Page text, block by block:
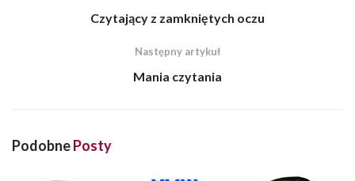
Czytający z zamkniętych oczu
Następny artykuł
Mania czytania
PodobnePosty